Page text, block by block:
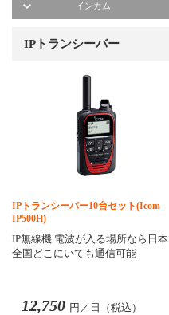
インカム
IPトランシーバー
IPトランシーバー10台セット(Icom
IP500H)
IP無線機 電波が入る場所なら日本
全国どこにいても通信可能
12,750 円／日（税込）